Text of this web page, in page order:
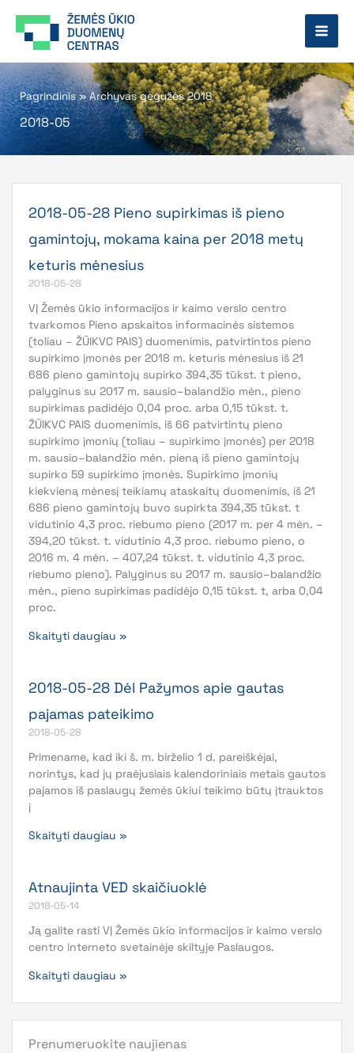
prie
Pagrindinis»Archyvas gegužės 2018
2018-05
2018-05-28 Pieno supirkimas iš pieno
gamintojų, mokama kaina per 2018 metų
keturis mėnesius
2018-05-28
VĮ Žemės ūkio informacijos ir kaimo verslo centro
tvarkomos Pieno apskaitos informacinės sistemos
(toliau – ŽŪIKVC PAIS) duomenimis, patvirtintos pieno
supirkimo įmonės per 2018 m. keturis mėnesius iš 21
686 pieno gamintojų supirko 394,35 tūkst. t pieno,
palyginus su 2017 m. sausio–balandžio mėn., pieno
supirkimas padidėjo 0,04 proc. arba 0,15 tūkst. t.
ŽŪIKVC PAIS duomenimis, iš 66 patvirtintų pieno
supirkimo įmonių (toliau – supirkimo įmonės) per 2018
m. sausio–balandžio mėn. pieną iš pieno gamintojų
supirko 59 supirkimo įmonės. Supirkimo įmonių
kiekvieną mėnesį teikiamų ataskaitų duomenimis, iš 21
686 pieno gamintojų buvo supirkta 394,35 tūkst. t
vidutinio 4,3 proc. riebumo pieno (2017 m. per 4 mėn. –
394,20 tūkst. t. vidutinio 4,3 proc. riebumo pieno, o
2016 m. 4 mėn. – 407,24 tūkst. t. vidutinio 4,3 proc.
riebumo pieno). Palyginus su 2017 m. sausio–balandžio
mėn., pieno supirkimas padidėjo 0,15 tūkst. t, arba 0,04
proc.
Skaityti daugiau »
2018-05-28 Dėl Pažymos apie gautas
pajamas pateikimo
2018-05-28
Primename, kad iki š. m. birželio 1 d. pareiškėjai,
norintys, kad jų praėjusiais kalendoriniais metais gautos
pajamos iš paslaugų žemės ūkiui teikimo būtų įtrauktos
į
Skaityti daugiau »
Atnaujinta VED skaičiuoklė
2018-05-14
Ją galite rasti VĮ Žemės ūkio informacijos ir kaimo verslo
centro interneto svetainėje skiltyje Paslaugos.
Skaityti daugiau »
Prenumeruokite naujienas